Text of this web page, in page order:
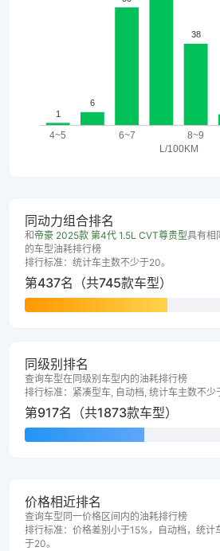
同动力组合排名
和 帝豪 2025款 第4代 1.5L CVT尊贵型具有相
的车型油耗排行榜
排行标准：统计车主数不少于20。
第437名（共745款车型）
同级别排名
查询车型在同级别车型内的油耗排行榜
排行标准：紧凑型车, 自动档, 统计车主数不少
第917名（共1873款车型）
价格相近排名
查询车型同一价格区间内的油耗排行榜
排行标准：价格差别小于15%，自动档，统计
于20。